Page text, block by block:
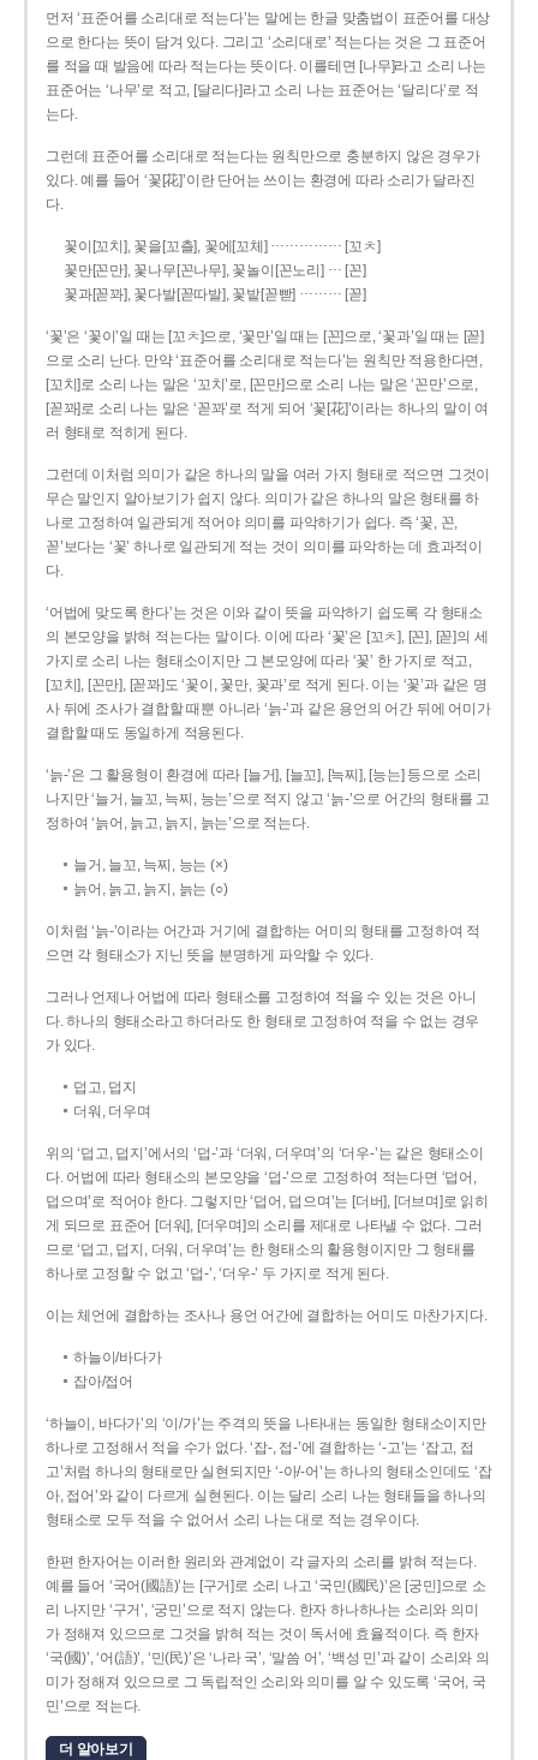
먼저 ‘표준어를 소리대로 적는다’는 말에는 한글 맞춤법이 표준어를 대상
으로 한다는 뜻이 담겨 있다. 그리고 ‘소리대로’ 적는다는 것은 그 표준어
를 적을 때 발음에 따라 적는다는 뜻이다. 이를테면 [나무]라고 소리 나는
표준어는 ‘나무’로 적고, [달리다]라고 소리 나는 표준어는 ‘달리다’로 적
는다.
그런데 표준어를 소리대로 적는다는 원칙만으로 충분하지 않은 경우가
있다. 예를 들어 ‘꽃[花]’이란 단어는 쓰이는 환경에 따라 소리가 달라진
다.
꽃이[꼬치], 꽃을[꼬츨], 꽃에[꼬체] …………… [꼬ㅊ]
꽃만[꼰만], 꽃나무[꼰나무], 꽃놀이[꼰노리] … [꼰]
꽃과[꼳꽈], 꽃다발[꼳따발], 꽃밭[꼳빧] ……… [꼳]
‘꽃’은 ‘꽃이’일 때는 [꼬ㅊ]으로, ‘꽃만’일 때는 [꼰]으로, ‘꽃과’일 때는 [꼳]
으로 소리 난다. 만약 ‘표준어를 소리대로 적는다’는 원칙만 적용한다면,
[꼬치]로 소리 나는 말은 ‘꼬치’로, [꼰만]으로 소리 나는 말은 ‘꼰만’으로,
[꼳꽈]로 소리 나는 말은 ‘꼳꽈’로 적게 되어 ‘꽃[花]’이라는 하나의 말이 여
러 형태로 적히게 된다.
그런데 이처럼 의미가 같은 하나의 말을 여러 가지 형태로 적으면 그것이
무슨 말인지 알아보기가 쉽지 않다. 의미가 같은 하나의 말은 형태를 하
나로 고정하여 일관되게 적어야 의미를 파악하기가 쉽다. 즉 ‘꽃, 꼰,
꼳’보다는 ‘꽃’ 하나로 일관되게 적는 것이 의미를 파악하는 데 효과적이
다.
‘어법에 맞도록 한다’는 것은 이와 같이 뜻을 파악하기 쉽도록 각 형태소
의 본모양을 밝혀 적는다는 말이다. 이에 따라 ‘꽃’은 [꼬ㅊ], [꼰], [꼳]의 세
가지로 소리 나는 형태소이지만 그 본모양에 따라 ‘꽃’ 한 가지로 적고,
[꼬치], [꼰만], [꼳꽈]도 ‘꽃이, 꽃만, 꽃과’로 적게 된다. 이는 ‘꽃’과 같은 명
사 뒤에 조사가 결합할 때뿐 아니라 ‘늙-’과 같은 용언의 어간 뒤에 어미가
결합할 때도 동일하게 적용된다.
‘늙-’은 그 활용형이 환경에 따라 [늘거], [늘꼬], [늑찌], [능는] 등으로 소리
나지만 ‘늘거, 늘꼬, 늑찌, 능는’으로 적지 않고 ‘늙-’으로 어간의 형태를 고
정하여 ‘늙어, 늙고, 늙지, 늙는’으로 적는다.
늘거, 늘꼬, 늑찌, 능는 (×)
늙어, 늙고, 늙지, 늙는 (○)
이처럼 ‘늙-­’이라는 어간과 거기에 결합하는 어미의 형태를 고정하여 적
으면 각 형태소가 지닌 뜻을 분명하게 파악할 수 있다.
그러나 언제나 어법에 따라 형태소를 고정하여 적을 수 있는 것은 아니
다. 하나의 형태소라고 하더라도 한 형태로 고정하여 적을 수 없는 경우
가 있다.
덥고, 덥지
더워, 더우며
위의 ‘덥고, 덥지’에서의 ‘덥-­’과 ‘더워, 더우며’의 ‘더우-­’는 같은 형태소이
다. 어법에 따라 형태소의 본모양을 ‘덥-­’으로 고정하여 적는다면 ‘덥어,
덥으며’로 적어야 한다. 그렇지만 ‘덥어, 덥으며’는 [더버], [더브며]로 읽히
게 되므로 표준어 [더워], [더우며]의 소리를 제대로 나타낼 수 없다. 그러
므로 ‘덥고, 덥지, 더워, 더우며’는 한 형태소의 활용형이지만 그 형태를
하나로 고정할 수 없고 ‘덥-’, ‘더우-’ 두 가지로 적게 된다.
이는 체언에 결합하는 조사나 용언 어간에 결합하는 어미도 마찬가지다.
하늘이/바다가
잡아/접어
‘하늘이, 바다가’의 ‘이/가’는 주격의 뜻을 나타내는 동일한 형태소이지만
하나로 고정해서 적을 수가 없다. ‘잡-, 접-’에 결합하는 ‘-고’는 ‘잡고, 접
고’처럼 하나의 형태로만 실현되지만 ‘-아/-어’는 하나의 형태소인데도 ‘잡
아, 접어’와 같이 다르게 실현된다. 이는 달리 소리 나는 형태들을 하나의
형태소로 모두 적을 수 없어서 소리 나는 대로 적는 경우이다.
한편 한자어는 이러한 원리와 관계없이 각 글자의 소리를 밝혀 적는다.
예를 들어 ‘국어(國語)’는 [구거]로 소리 나고 ‘국민(國民)’은 [궁민]으로 소
리 나지만 ‘구거’, ‘궁민’으로 적지 않는다. 한자 하나하나는 소리와 의미
가 정해져 있으므로 그것을 밝혀 적는 것이 독서에 효율적이다. 즉 한자
‘국(國)’, ‘어(語)’, ‘민(民)’은 ‘나라 국’, ‘말씀 어’, ‘백성 민’과 같이 소리와 의
미가 정해져 있으므로 그 독립적인 소리와 의미를 알 수 있도록 ‘국어, 국
민’으로 적는다.
더 알아보기